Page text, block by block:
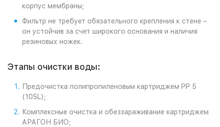
корпус мембраны;
Фильтр не требует обязательного крепления к стене –
он устойчив за счет широкого основания и наличия
резиновых ножек.
Этапы очистки воды:
Предочистка полипропиленовым картриджем PP 5
(10SL);
Комплексные очистка и обеззараживание картриджем
АРАГОН БИО;